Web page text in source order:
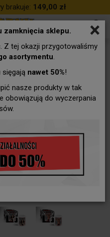
×
zamknięcia sklepu.
Z tej okazji przygotowaliśmy
asortymentu.
nawet 50%!
nasze produkty w tak
obowiązują do wyczerpania
brakuje: 149,00 zł